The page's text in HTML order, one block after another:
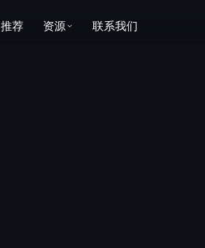
推荐 资源 联系我们